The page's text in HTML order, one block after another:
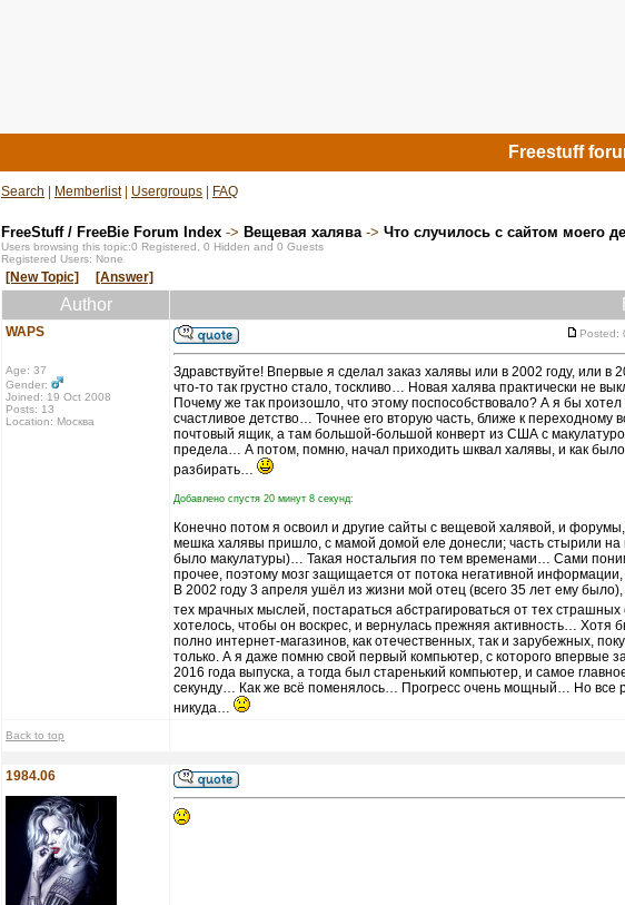
Freestuff
Search Memberlist| Usergroups FAQ
FreeStuff / FreeBie Forum Index -> Вещевая халява-> Что случилось с сайтом моего
Users browsing this topic:0 Registered, 0 Hidden and 0 Guests
Registered Users: None
[New Topic] [Answer]
Author
WAPS
Age: 37
Gender:
Joined: 19 Oct 2008
Posts: 13
Location: Москва
Posted:
Здравствуйте! Впервые я сделал заказ халявы или в 2002 году, или
что-то так грустно стало, тоскливо… Новая халява практически
Почему же так произошло, что этому поспособствовало? А я бы
счастливое детство… Точнее его вторую часть, ближе к
почтовый ящик, а там большой-большой конверт из США с
предела… А потом, помню, начал приходить шквал халявы, и как было
разбирать…
Добавлено спустя 20 минут 8 секунд:
Конечно потом я освоил и другие сайты с вещевой халявой, и
мешка халявы пришло, с мамой домой еле донесли; часть стырили на
было макулатуры)… Такая ностальгия по тем временами… Сами
прочее, поэтому мозг защищается от потока негативной
В 2002 году 3 апреля ушёл из жизни мой отец (всего 35 лет ему
тех мрачных мыслей, постараться абстрагироваться от тех
хотелось, чтобы он воскрес, и вернулась прежняя активность…
полно интернет-магазинов, как отечественных, так и зарубежных,
только. А я даже помню свой первый компьютер, с которого
2016 года выпуска, а тогда был старенький компьютер, и самое
секунду… Как же всё поменялось… Прогресс очень мощный… Но все
никуда…
Back to top
1984.06